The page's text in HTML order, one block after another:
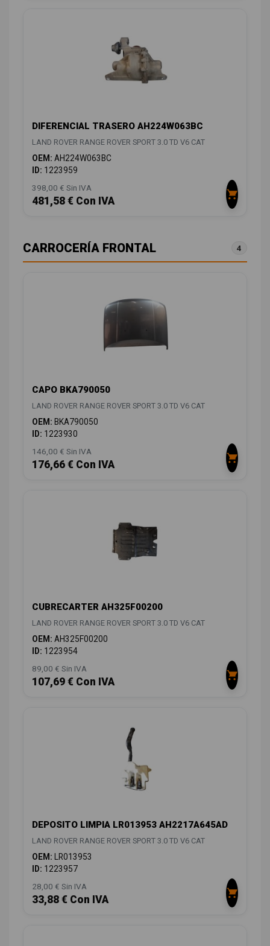
DIFERENCIAL TRASERO AH224W063BC
LAND ROVER RANGE ROVER SPORT 3.0 TD V6 CAT
OEM: AH224W063BC
ID: 1223959
398,00 € Sin IVA
481,58 € Con IVA
CARROCERÍA FRONTAL 4
CAPO BKA790050
LAND ROVER RANGE ROVER SPORT 3.0 TD V6 CAT
OEM: BKA790050
ID: 1223930
146,00 € Sin IVA
176,66 € Con IVA
CUBRECARTER AH325F00200
LAND ROVER RANGE ROVER SPORT 3.0 TD V6 CAT
OEM: AH325F00200
ID: 1223954
89,00 € Sin IVA
107,69 € Con IVA
DEPOSITO LIMPIA LR013953 AH2217A645AD
LAND ROVER RANGE ROVER SPORT 3.0 TD V6 CAT
OEM: LR013953
ID: 1223957
28,00 € Sin IVA
33,88 € Con IVA